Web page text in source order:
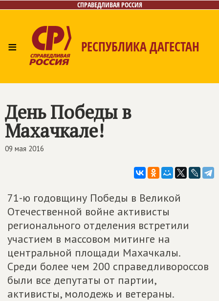
СПРАВЕДЛИВАЯ РОССИЯ
≡ РЕСПУБЛИКА ДАГЕСТАН
День Победы в
Махачкале!
09 мая 2016
71-ю годовщину Победы в Великой
Отечественной войне активисты
регионального отделения встретили
участием в массовом митинге на
центральной площади Махачкалы.
Среди более чем 200 справедливороссов
были все депутаты от партии,
активисты, молодежь и ветераны.